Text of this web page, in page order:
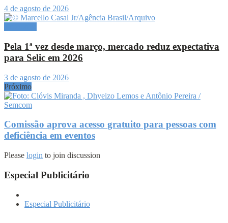
4 de agosto de 2026
Pela 1ª vez desde março, mercado reduz expectativa
para Selic em 2026
3 de agosto de 2026
Próximo
Comissão aprova acesso gratuito para pessoas com
deficiência em eventos
Please login to join discussion
Especial Publicitário
Especial Publicitário